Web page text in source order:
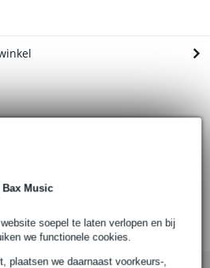
Music
soepel te laten verlopen en bij
we functionele cookies.
plaatsen we daarnaast voorkeurs-,
afwerken van onder andere
een strakke presentatie, of bekleden
doorgaans eenmalig gebruik